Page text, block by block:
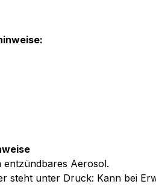
entzündbares Aerosol.
steht unter Druck: Kann bei